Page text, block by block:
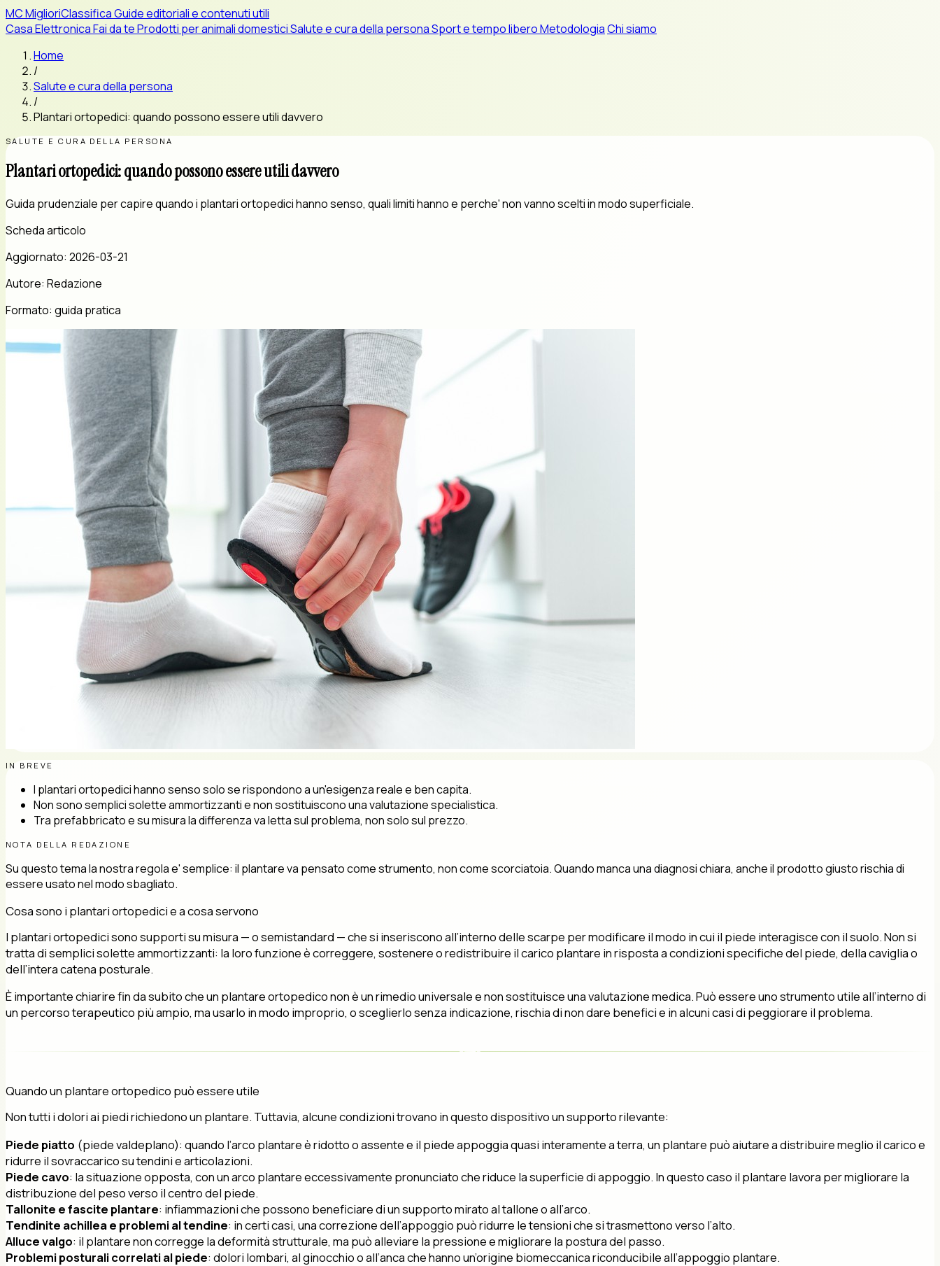
MCMiglioriClassificaGuide editoriali e contenuti utili
CasaElettronicaFai da teProdotti per animali domesticiSalute e cura della personaSport e tempo liberoMetodologiaChi siamo
Home
/
Salute e cura della persona
/
Plantari ortopedici: quando possono essere utili davvero
SALUTE E CURA DELLA PERSONA
Plantari ortopedici: quando possono essere utili davvero
Guida prudenziale per capire quando i plantari ortopedici hanno senso, quali limiti hanno e perche' non vanno scelti in modo superficiale.
Scheda articolo
Aggiornato: 2026-03-21
Autore: Redazione
Formato: guida pratica
IN BREVE
I plantari ortopedici hanno senso solo se rispondono a un'esigenza reale e ben capita.
Non sono semplici solette ammortizzanti e non sostituiscono una valutazione specialistica.
Tra prefabbricato e su misura la differenza va letta sul problema, non solo sul prezzo.
NOTA DELLA REDAZIONE
Su questo tema la nostra regola e' semplice: il plantare va pensato come strumento, non come scorciatoia. Quando manca una diagnosi chiara, anche il prodotto giusto rischia di
essere usato nel modo sbagliato.
Cosa sono i plantari ortopedici e a cosa servono
I plantari ortopedici sono supporti su misura — o semistandard — che si inseriscono all’interno delle scarpe per modificare il modo in cui il piede interagisce con il suolo. Non si
tratta di semplici solette ammortizzanti: la loro funzione è correggere, sostenere o redistribuire il carico plantare in risposta a condizioni specifiche del piede, della caviglia o
dell’intera catena posturale.
È importante chiarire fin da subito che un plantare ortopedico non è un rimedio universale e non sostituisce una valutazione medica. Può essere uno strumento utile all’interno di
un percorso terapeutico più ampio, ma usarlo in modo improprio, o sceglierlo senza indicazione, rischia di non dare benefici e in alcuni casi di peggiorare il problema.
Quando un plantare ortopedico può essere utile
Non tutti i dolori ai piedi richiedono un plantare. Tuttavia, alcune condizioni trovano in questo dispositivo un supporto rilevante:
Piede piatto (piede valdeplano): quando l’arco plantare è ridotto o assente e il piede appoggia quasi interamente a terra, un plantare può aiutare a distribuire meglio il carico e
ridurre il sovraccarico su tendini e articolazioni.
Piede cavo: la situazione opposta, con un arco plantare eccessivamente pronunciato che riduce la superficie di appoggio. In questo caso il plantare lavora per migliorare la
distribuzione del peso verso il centro del piede.
Tallonite e fascite plantare: infiammazioni che possono beneficiare di un supporto mirato al tallone o all’arco.
Tendinite achillea e problemi al tendine: in certi casi, una correzione dell’appoggio può ridurre le tensioni che si trasmettono verso l’alto.
Alluce valgo: il plantare non corregge la deformità strutturale, ma può alleviare la pressione e migliorare la postura del passo.
Problemi posturali correlati al piede: dolori lombari, al ginocchio o all’anca che hanno un’origine biomeccanica riconducibile all’appoggio plantare.